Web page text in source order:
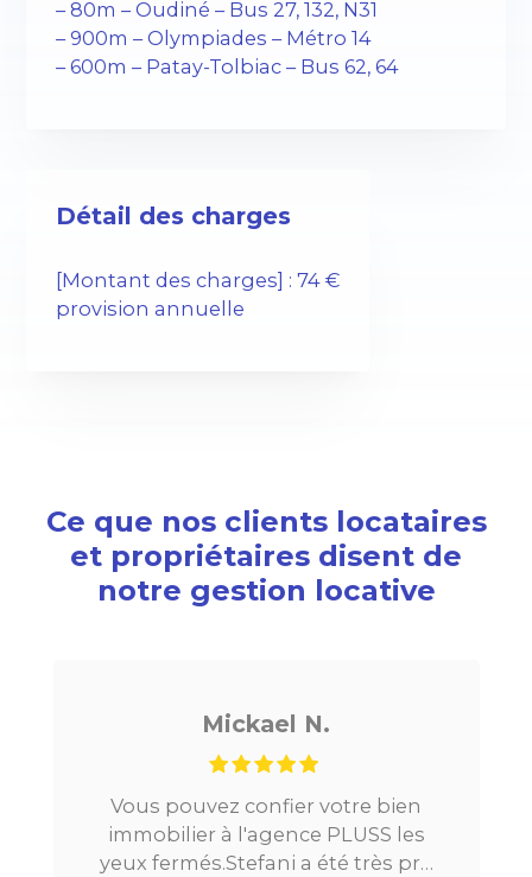
– 80m – Oudiné – Bus 27, 132, N31
– 900m – Olympiades – Métro 14
– 600m – Patay-Tolbiac – Bus 62, 64
Détail des charges
[Montant des charges] : 74 €
provision annuelle
Ce que nos clients locataires
et propriétaires disent de
notre gestion locative
Mickael N.
Vous pouvez confier votre bien
immobilier à l'agence PLUSS les
yeux fermés.Stefani a été très pro